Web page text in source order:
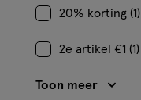
20% korting (1)
2e artikel €1 (1)
Toon meer